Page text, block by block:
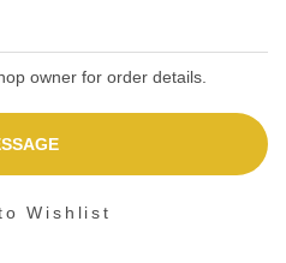
owner for order details.
Wishlist